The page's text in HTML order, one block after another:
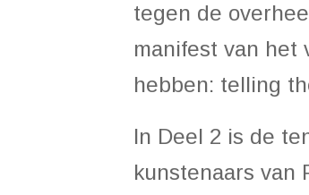
tegen de
manifest van het
hebben: telling
In Deel 2 is de
kunstenaars van